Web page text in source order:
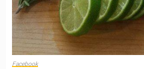
Facebook